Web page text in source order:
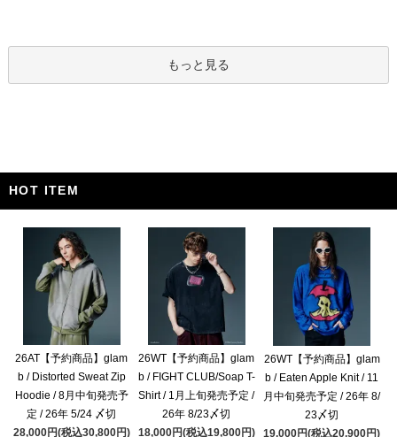
もっと見る
HOT ITEM
26AT【予約商品】glam
b / Distorted Sweat Zip
Hoodie / 8月中旬発売予
定 / 26年 5/24 〆切
28,000円(税込30,800円)
26WT【予約商品】glam
b / FIGHT CLUB/Soap T-
Shirt / 1月上旬発売予定 /
26年 8/23〆切
18,000円(税込19,800円)
26WT【予約商品】glam
b / Eaten Apple Knit / 11
月中旬発売予定 / 26年 8/
23〆切
19,000円(税込20,900円)